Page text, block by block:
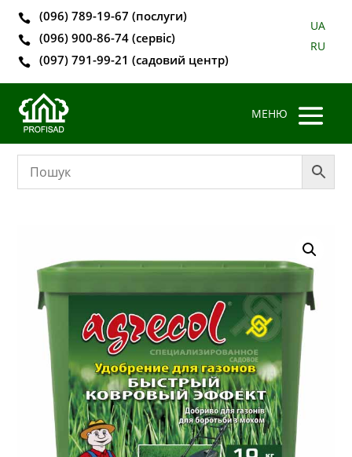
 (096) 789-19-67 (послуги)
 (096) 900-86-74 (сервіс)
 (097) 791-99-21 (садовий центр)
UA
RU